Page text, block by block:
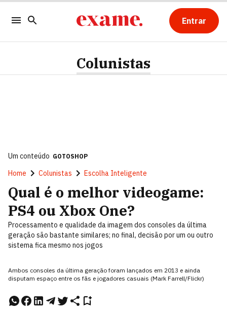
Entrar
Colunistas
Um conteúdo GOTOSHOP
Home Colunistas Escolha Inteligente
Qual é o melhor videogame:
PS4 ou Xbox One?
Processamento e qualidade da imagem dos consoles da última
geração são bastante similares; no final, decisão por um ou outro
sistema fica mesmo nos jogos
Ambos consoles da última geração foram lançados em 2013 e ainda
disputam espaço entre os fãs e jogadores casuais (Mark Farrell/Flickr)